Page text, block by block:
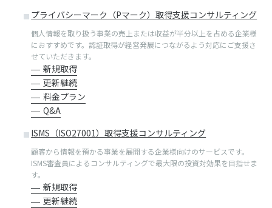
プライバシーマーク（Pマーク）取得支援コンサルティング
個⼈情報を取り扱う事業の売上または収益が半分以上を占める企業様
におすすめです。認証取得が経営発展につながるよう対応にご⽀援さ
せていただきます。
新規取得
更新継続
料金プラン
Q&A
ISMS（ISO27001）取得支援コンサルティング
顧客から情報を預かる事業を展開する企業様向けのサービスです。
ISMS審査員によるコンサルティングで最⼤限の投資対効果を⽬指せま
す。
新規取得
更新継続